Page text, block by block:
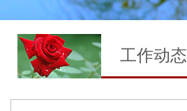
工作动态